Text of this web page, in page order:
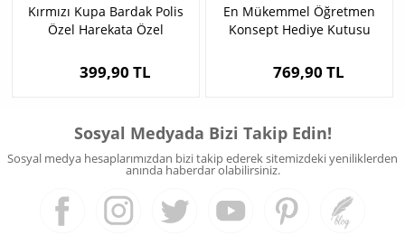
Kırmızı Kupa Bardak Polis
Özel Harekata Özel
399,90 TL
En Mükemmel Öğretmen
Konsept Hediye Kutusu
769,90 TL
Sosyal Medyada Bizi Takip Edin!
Sosyal medya hesaplarımızdan bizi takip ederek sitemizdeki yeniliklerden
anında haberdar olabilirsiniz.